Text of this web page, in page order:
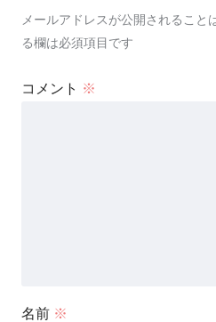
メールアドレスが公開されること
る欄は必須項目です
コメント ※
名前 ※